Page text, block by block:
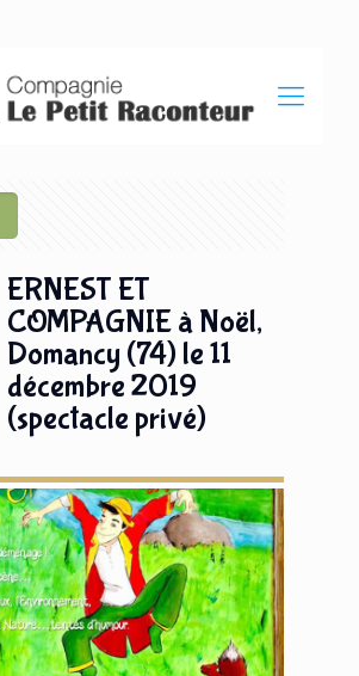
ERNEST ET
COMPAGNIE à Noël,
Domancy (74) le 11
décembre 2019
(spectacle privé)